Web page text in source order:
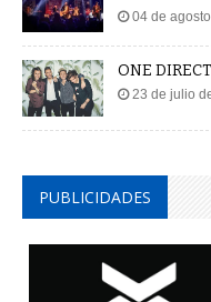
04 de
ONE
23 de julio
PUBLICIDADES